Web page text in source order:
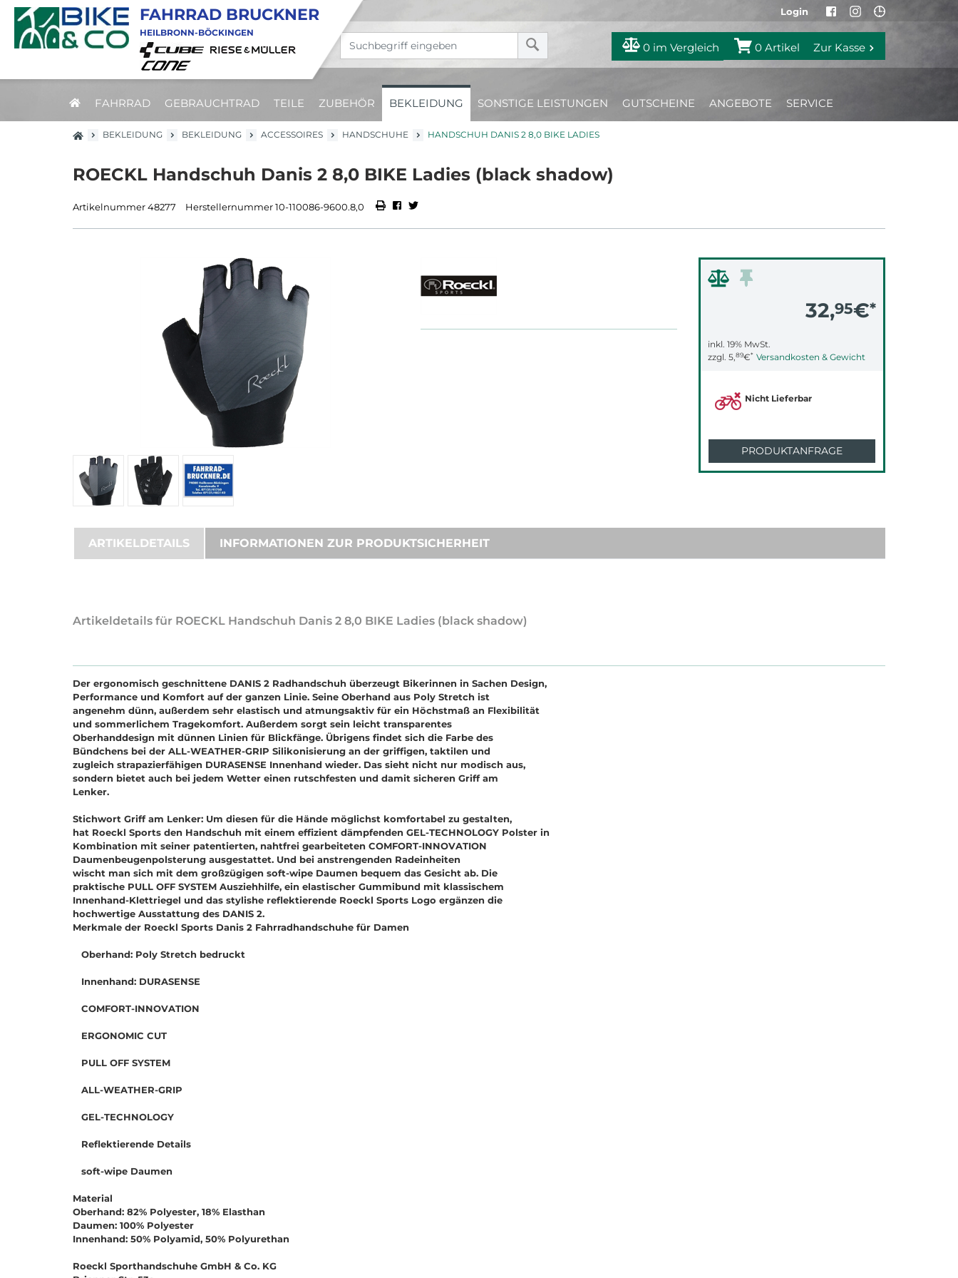
Login
0 im Vergleich 0 Artikel Zur Kasse
FAHRRAD GEBRAUCHTRAD TEILE ZUBEHÖR BEKLEIDUNG SONSTIGE LEISTUNGEN GUTSCHEINE ANGEBOTE SERVICE
FAHRRAD BRUCKNER
HEILBRONN-BÖCKINGEN
BEKLEIDUNG BEKLEIDUNG ACCESSOIRES HANDSCHUHE HANDSCHUH DANIS 2 8,0 BIKE LADIES
ROECKL Handschuh Danis 2 8,0 BIKE Ladies (black shadow)
Artikelnummer 48277 Herstellernummer 10-110086-9600.8,0
32,95€*
inkl. 19% MwSt.
zzgl. 5,89€* Versandkosten & Gewicht
Nicht Lieferbar
PRODUKTANFRAGE
ARTIKELDETAILS INFORMATIONEN ZUR PRODUKTSICHERHEIT
Artikeldetails für ROECKL Handschuh Danis 2 8,0 BIKE Ladies (black shadow)
Der ergonomisch geschnittene DANIS 2 Radhandschuh überzeugt Bikerinnen in Sachen Design,
Performance und Komfort auf der ganzen Linie. Seine Oberhand aus Poly Stretch ist
angenehm dünn, außerdem sehr elastisch und atmungsaktiv für ein Höchstmaß an Flexibilität
und sommerlichem Tragekomfort. Außerdem sorgt sein leicht transparentes
Oberhanddesign mit dünnen Linien für Blickfänge. Übrigens findet sich die Farbe des
Bündchens bei der ALL-WEATHER-GRIP Silikonisierung an der griffigen, taktilen und
zugleich strapazierfähigen DURASENSE Innenhand wieder. Das sieht nicht nur modisch aus,
sondern bietet auch bei jedem Wetter einen rutschfesten und damit sicheren Griff am
Lenker.
Stichwort Griff am Lenker: Um diesen für die Hände möglichst komfortabel zu gestalten,
hat Roeckl Sports den Handschuh mit einem effizient dämpfenden GEL-TECHNOLOGY Polster in
Kombination mit seiner patentierten, nahtfrei gearbeiteten COMFORT-INNOVATION
Daumenbeugenpolsterung ausgestattet. Und bei anstrengenden Radeinheiten
wischt man sich mit dem großzügigen soft-wipe Daumen bequem das Gesicht ab. Die
praktische PULL OFF SYSTEM Ausziehhilfe, ein elastischer Gummibund mit klassischem
Innenhand-Klettriegel und das stylishe reflektierende Roeckl Sports Logo ergänzen die
hochwertige Ausstattung des DANIS 2.
Merkmale der Roeckl Sports Danis 2 Fahrradhandschuhe für Damen
Oberhand: Poly Stretch bedruckt
Innenhand: DURASENSE
COMFORT-INNOVATION
ERGONOMIC CUT
PULL OFF SYSTEM
ALL-WEATHER-GRIP
GEL-TECHNOLOGY
Reflektierende Details
soft-wipe Daumen
Material
Oberhand: 82% Polyester, 18% Elasthan
Daumen: 100% Polyester
Innenhand: 50% Polyamid, 50% Polyurethan
Roeckl Sporthandschuhe GmbH & Co. KG